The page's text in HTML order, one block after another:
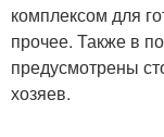
Беседки с
комплексом для
прочее. Также в
предусмотрены
хозяев.